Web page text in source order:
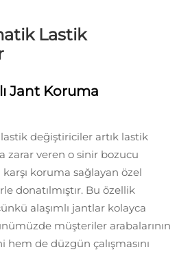
Lastik
Jant Koruma
değiştiriciler artık lastik
zarar veren o sinir bozucu
koruma sağlayan özel
donatılmıştır. Bu özellik
alaşımlı jantlar kolayca
müşteriler arabalarının
de düzgün çalışmasını